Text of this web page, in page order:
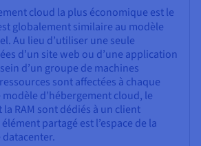
cloud la plus économique est le
globalement similaire au modèle
Au lieu d’utiliser une seule
d’un site web ou d’une application
d’un groupe de machines
sont affectées à chaque
d’hébergement cloud, le
la RAM sont dédiés à un client
partagé est l’espace de la